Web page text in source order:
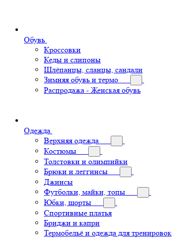
Обувь
Кроссовки
Кеды и слипоны
Шлёпанцы, сланцы, сандали
Зимняя обувь и термо
Распродажа - Женская обувь
Одежда
Верхняя одежда
Костюмы
Толстовки и олимпийки
Брюки и леггинсы
Джинсы
Футболки, майки, топы
Юбки, шорты
Спортивные платья
Бриджи и капри
Термобельё и одежда для тренировок